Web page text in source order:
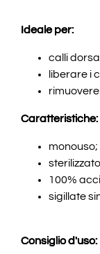
Ideale per:
calli
liberare i
Caratteristiche:
monouso;
100%
sigillate
Consiglio d'uso: